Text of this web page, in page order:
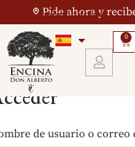
Skip to main content
Pide ahora y
0
de usuario o correo